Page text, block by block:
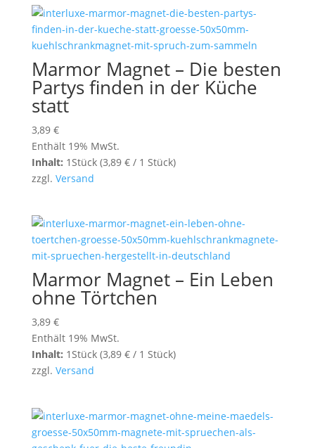
Marmor Magnet – Die besten
Partys finden in der Küche
statt
3,89 €
Enthält 19% MwSt.
Inhalt: 1Stück (3,89 €/ 1 Stück)
zzgl. Versand
Marmor Magnet – Ein Leben
ohne Törtchen
3,89 €
Enthält 19% MwSt.
Inhalt: 1Stück (3,89 €/ 1 Stück)
zzgl. Versand